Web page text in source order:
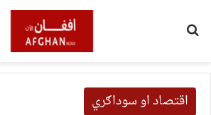
اقتصاد او سوداګري